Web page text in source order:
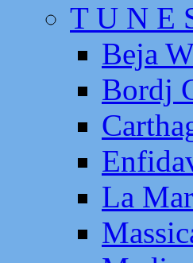
T U N E
Beja
Bordj
La